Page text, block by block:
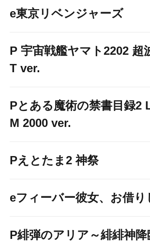
e東京リベンジャーズ
P 宇宙戦艦ヤマト2202 超
T ver.
Pとある魔術の禁書目録2
M 2000 ver.
Pえとたま2 神祭
eフィーバー彼女、お借り
P緋弾のアリア～緋緋神降